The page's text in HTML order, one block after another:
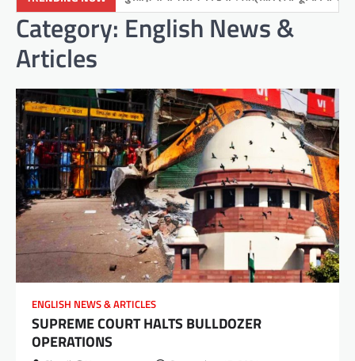
Category: English News &
Articles
ENGLISH NEWS & ARTICLES
SUPREME COURT HALTS BULLDOZER
OPERATIONS